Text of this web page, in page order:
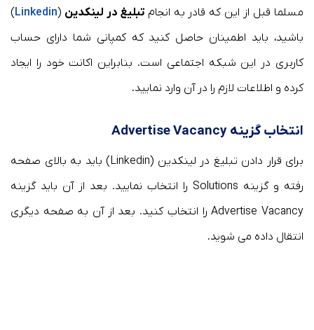
مسلما قبل از این که قادر به انجام تبلیغ در لینکدین (
Linkedin
)
باشید، باید اطمینان حاصل کنید که کمپانی شما دارای حساب
کاربری در این شبکه اجتماعی است. بنابراین اکانت خود را ایجاد
کرده و اطلاعات لازم را در آن وارد نمایید.
انتخاب گزینه Advertise Vacancy
برای قرار دادن تبلیغ در لینکدین (Linkedin) باید به بالای صفحه
رفته و گزینه Solutions را انتخاب نمایید. بعد از آن باید گزینه
Advertise Vacancy را انتخاب کنید. بعد از آن به صفحه دیگری
انتقال داده می شوید.